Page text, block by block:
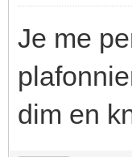
Je me
dim en